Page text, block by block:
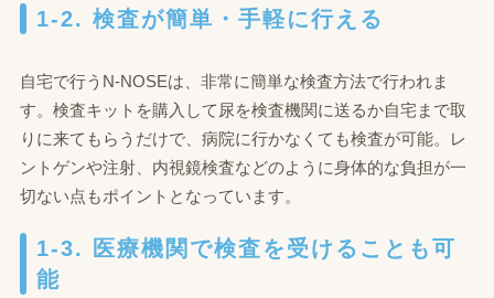
1-2. 検査が簡単・手軽に行える
自宅で行うN-NOSEは、非常に簡単な検査方法で行われま
す。検査キットを購入して尿を検査機関に送るか自宅まで取
りに来てもらうだけで、病院に行かなくても検査が可能。レ
ントゲンや注射、内視鏡検査などのように身体的な負担が一
切ない点もポイントとなっています。
1-3. 医療機関で検査を受けることも可
能